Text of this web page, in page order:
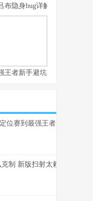
制方法
布隐身bug详解 老玩家常见
通优化细节你得知道
王者新手避坑与实战心得
位赛到最强王者的段位全解
克制 新版扫射太赖了这些英